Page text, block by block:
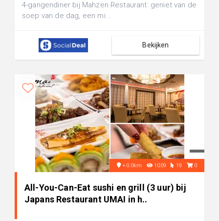
4-gangendiner bij Mahzen Restaurant: geniet van de
soep van de dag, een mi...
Bekijken
+0.0km 1009 19 0
All-You-Can-Eat sushi en grill (3 uur) bij
Japans Restaurant UMAI in h..